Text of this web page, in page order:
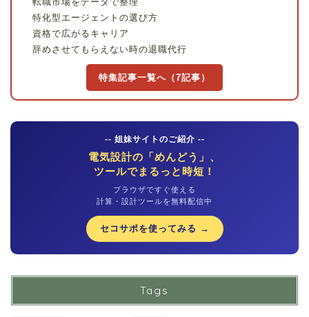
特化型エージェントの選び方
資格で広がるキャリア
辞めさせてもらえない時の退職代行
特集記事一覧へ（7記事）
-- 姐妹サイトのご紹介 --
電気設計の「めんどう」、
ツールでまるっと時短！
ブラウザですぐ使える
計算・設計ツールを無料配信中
セコサポを使ってみる →
Tags